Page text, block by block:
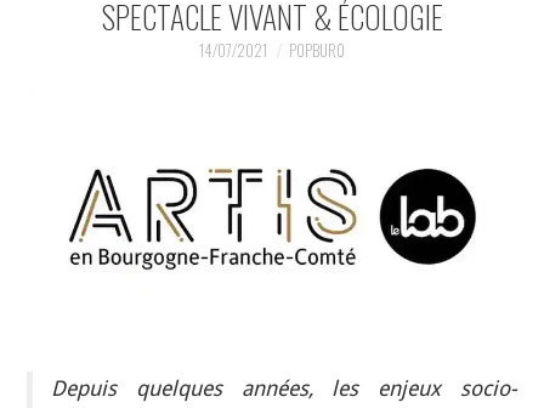
MUSIQUESACTUELLES.NET
INDÉPENDANTS
SPECTACLE VIVANT & ÉCOLOGIE
14/07/2021 POPBURO
Depuis quelques années, les enjeux socio-